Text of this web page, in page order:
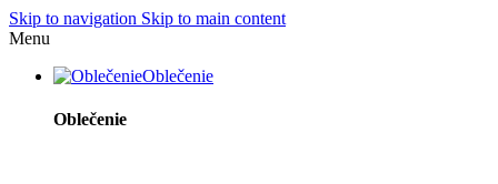
Skip to navigation Skip to main content
Menu
Oblečenie
Oblečenie